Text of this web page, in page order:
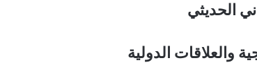
الحديثي
والعلاقات الدولية